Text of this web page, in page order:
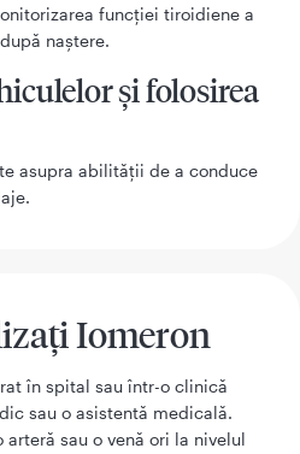
funcției tiroidiene a
naștere.
şi folosirea
asupra abilităţii de a conduce
Iomeron
în spital sau într-o clinică
sau o asistentă medicală.
sau o venă ori la nivelul